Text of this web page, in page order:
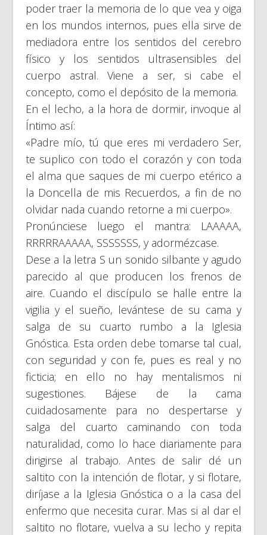
poder traer la memoria de lo que vea y oiga
en los mundos internos, pues ella sirve de
mediadora entre los sentidos del cerebro
físico y los sentidos ultrasensibles del
cuerpo astral. Viene a ser, si cabe el
concepto, como el depósito de la memoria.
En el lecho, a la hora de dormir, invoque al
Íntimo así:
«Padre mío, tú que eres mi verdadero Ser,
te suplico con todo el corazón y con toda
el alma que saques de mi cuerpo etérico a
la Doncella de mis Recuerdos, a fin de no
olvidar nada cuando retorne a mi cuerpo».
Pronúnciese luego el mantra: LAAAAA,
RRRRRAAAAA, SSSSSSS, y adormézcase.
Dese a la letra S un sonido silbante y agudo
parecido al que producen los frenos de
aire. Cuando el discípulo se halle entre la
vigilia y el sueño, levántese de su cama y
salga de su cuarto rumbo a la Iglesia
Gnóstica. Esta orden debe tomarse tal cual,
con seguridad y con fe, pues es real y no
ficticia; en ello no hay mentalismos ni
sugestiones. Bájese de la cama
cuidadosamente para no despertarse y
salga del cuarto caminando con toda
naturalidad, como lo hace diariamente para
dirigirse al trabajo. Antes de salir dé un
saltito con la intención de flotar, y si flotare,
diríjase a la Iglesia Gnóstica o a la casa del
enfermo que necesita curar. Mas si al dar el
saltito no flotare, vuelva a su lecho y repita